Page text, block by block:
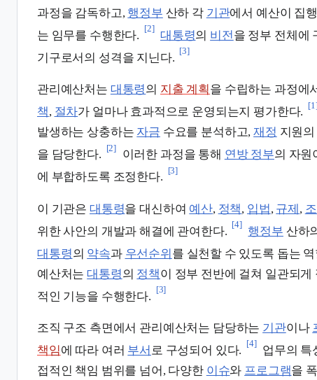
과정을 감독하고, 행정부 산하 각 기관에서 예산이 집
는 임무를 수행한다.
[2]
대통령의 비전을 정부 전체에
기구로서의 성격을 지닌다.
[3]
관리예산처는 대통령의 지출 계획을 수립하는 과정에
책, 절차가 얼마나 효과적으로 운영되는지 평가한다.
발생하는 상충하는 자금 수요를 분석하고,재정 지원의
을 담당한다.
[2]
이러한 과정을 통해 연방 정부의 자원
에 부합하도록 조정한다.
[3]
이 기관은 대통령을 대신하여 예산, 정책, 입법, 규제 ,
위한 사안의 개발과 해결에 관여한다.
[4]
행정부 산하
대통령의 약속과 우선순위 를 실천할 수 있도록 돕는
예산처는대통령의 정책이 정부 전반에 걸쳐 일관되
적인 기능을 수행한다.
[3]
조직 구조 측면에서 관리예산처는 담당하는 기관이나
책임에 따라 여러 부서 로 구성되어 있다.
[4]
업무의 특
접적인 책임 범위를 넘어, 다양한 이슈와 프로그램을